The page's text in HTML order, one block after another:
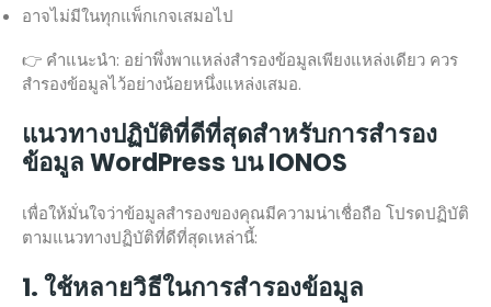
อาจไม่มีในทุกแพ็กเกจเสมอไป
👉 คำแนะนำ: อย่าพึ่งพาแหล่งสำรองข้อมูลเพียงแหล่งเดียว ควร
สำรองข้อมูลไว้อย่างน้อยหนึ่งแหล่งเสมอ.
แนวทางปฏิบัติที่ดีที่สุดสำหรับการสำรอง
ข้อมูล WordPress บน IONOS
เพื่อให้มั่นใจว่าข้อมูลสำรองของคุณมีความน่าเชื่อถือ โปรดปฏิบัติ
ตามแนวทางปฏิบัติที่ดีที่สุดเหล่านี้:
1. ใช้หลายวิธีในการสำรองข้อมูล